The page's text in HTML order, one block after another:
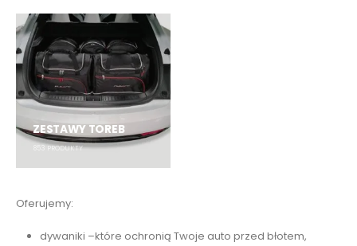
ZESTAWY TOREB
853 PRODUKTY
Oferujemy:
dywaniki –które ochronią Twoje auto przed błotem,